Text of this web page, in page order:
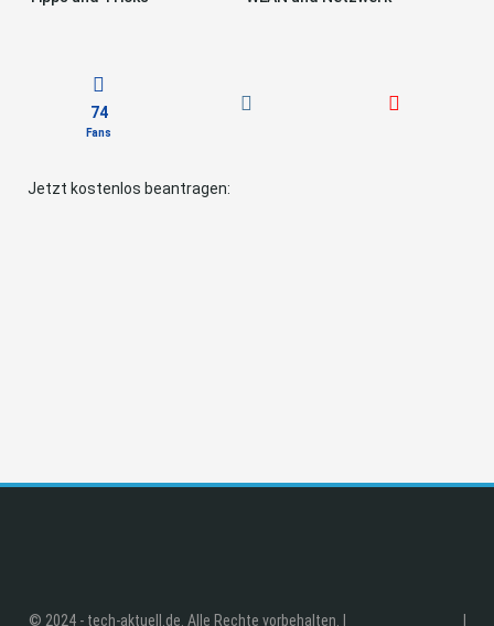
74
Fans
Jetzt kostenlos beantragen:
© 2024 - tech-aktuell.de. Alle Rechte vorbehalten. |